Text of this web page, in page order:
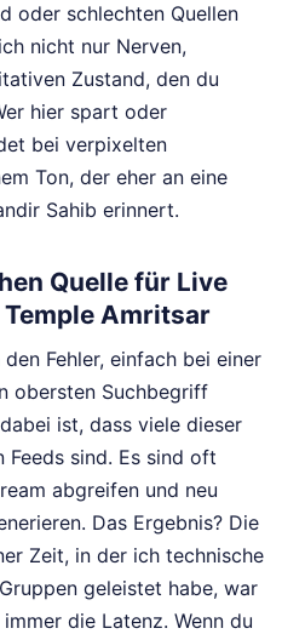
oder schlechten Quellen
nicht nur Nerven,
Zustand, den du
hier spart oder
bei verpixelten
Ton, der eher an eine
Sahib erinnert.
Quelle für Live
Amritsar
Fehler, einfach bei einer
obersten Suchbegriff
ist, dass viele dieser
Feeds sind. Es sind oft
abgreifen und neu
Das Ergebnis? Die
Zeit, in der ich technische
geleistet habe, war
die Latenz. Wenn du